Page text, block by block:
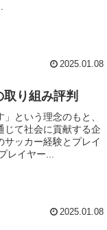
2025.01.08
り組み評判
という理念のもと、
じて社会に貢献する企
サッカー経験とプレイ
レイヤー...
2025.01.08